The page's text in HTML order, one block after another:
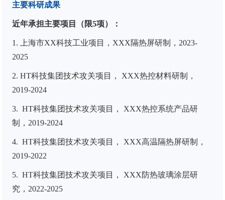
主要科研成果
近年承担主要项目（限5项）：
1. 上海市XX科技工业项目， XXX隔热屏研制， 2023-
2025
2. HT科技集团技术攻关项目， XXX热控材料研制，
2019-2024
3. HT科技集团技术攻关项目， XXX热控系统产品研
制， 2019-2024
4. HT科技集团技术攻关项目， XXX高温隔热屏研制，
2019-2022
5. HT科技集团技术攻关项目， XXX防热玻璃涂层研
究， 2022-2025